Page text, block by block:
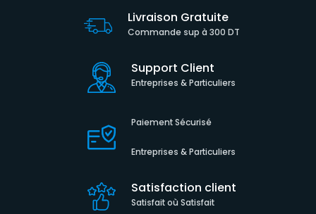
Livraison Gratuite
Commande sup à 300 DT
Support Client
Entreprises & Particuliers
Paiement Sécurisé
Entreprises & Particuliers
Satisfaction client
Satisfait où Satisfait